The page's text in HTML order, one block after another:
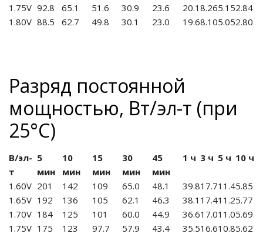
1.75V 92.8 65.1 51.6 30.9 23.6 20.1 8.265.152.84
1.80V 88.5 62.7 49.8 30.1 23.0 19.68.105.052.80
Разряд постоянной
мощностью, Вт/эл-т (при
25°С)
В/эл-
т
5
мин
10
мин
15
мин
30
мин
45
мин
1 ч 3 ч 5 ч 10 ч
1.60V 201 142 109 65.0 48.1 39.817.711.45.85
1.65V 192 136 105 62.1 46.3 38.1 17.411.25.77
1.70V 184 125 101 60.0 44.9 36.617.011.05.69
1.75V 175 123 97.7 57.9 43.4 35.516.610.85.62